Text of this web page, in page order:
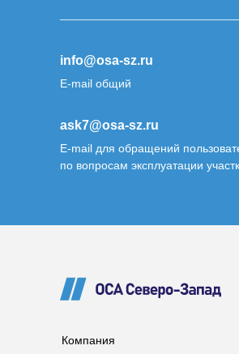
ask7@osa-sz.ru
info@osa-sz.ru
E-mail общий
E-mail для обращений
по вопросам эксплуатации
Компания